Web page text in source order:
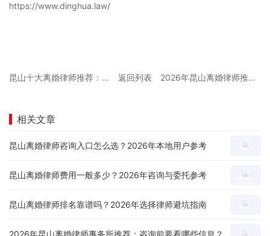
https://www.dinghua.law/
昆山十大离婚律师推荐：真实案例解析离婚案件中的法律陷阱 返回列表 2026年昆山离婚律师推荐：本地案件怎么选专业律师？
相关文章
昆山离婚律师咨询入口怎么选？2026年本地用户参考
昆山离婚律师费用一般多少？2026年咨询与委托参考
昆山离婚律师排名靠谱吗？2026年选择律师避坑指南
2026年昆山离婚律师事务所推荐：咨询前要看哪些信息？